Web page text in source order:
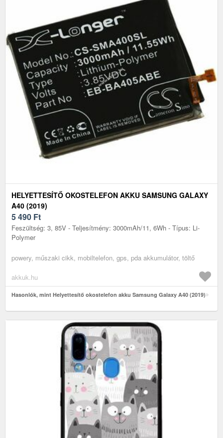
HELYETTESÍTŐ OKOSTELEFON AKKU SAMSUNG GALAXY
A40 (2019)
5 490 Ft
Feszültség: 3, 85V - Teljesítmény: 3000mAh/11, 6Wh - Típus: Li-
Polymer
powery, műszaki cikk, mobiltelefon, gps, pda akkumulátor, töltő
akkuk.hu
Hasonlók, mint Helyettesítő okostelefon akku Samsung Galaxy A40 (2019)